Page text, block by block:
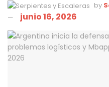
by
junio 16, 2026